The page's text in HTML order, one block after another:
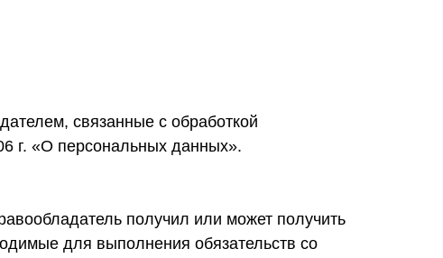
связанные с обработкой
г. «О персональных данных».
получил или может получить
для выполнения обязательств со